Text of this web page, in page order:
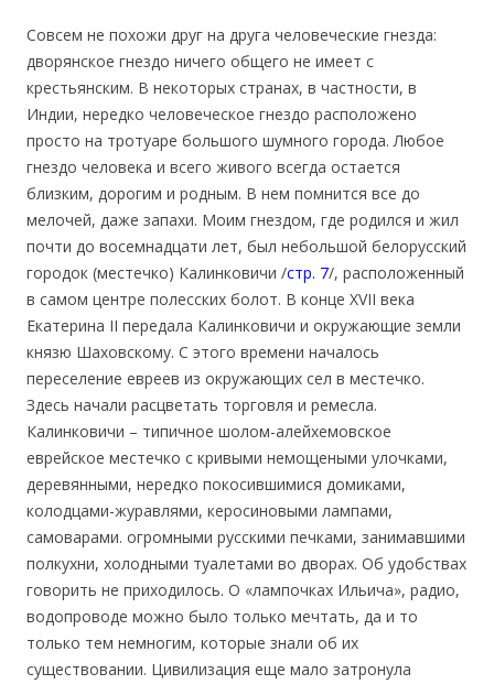
Совсем не похожи друг на друга человеческие гнезда:
дворянское гнездо ничего общего не имеет с
крестьянским. В некоторых странах, в частности, в
Индии, нередко человеческое гнездо расположено
просто на тротуаре большого шумного города. Любое
гнездо человека и всего живого всегда остается
близким, дорогим и родным. В нем помнится все до
мелочей, даже запахи. Моим гнездом, где родился и жил
почти до восемнадцати лет, был небольшой белорусский
городок (местечко) Калинковичи /стр. 7/, расположенный
в самом центре полесских болот. В конце XVII века
Екатерина II передала Калинковичи и окружающие земли
князю Шаховскому. С этого времени началось
переселение евреев из окружающих сел в местечко.
Здесь начали расцветать торговля и ремесла.
Калинковичи – типичное шолом-алейхемовское
еврейское местечко с кривыми немощеными улочками,
деревянными, нередко покосившимися домиками,
колодцами-журавлями, керосиновыми лампами,
самоварами. огромными русскими печками, занимавшими
полкухни, холодными туалетами во дворах. Об удобствах
говорить не приходилось. О «лампочках Ильича», радио,
водопроводе можно было только мечтать, да и то
только тем немногим, которые знали об их
существовании. Цивилизация еще мало затронула